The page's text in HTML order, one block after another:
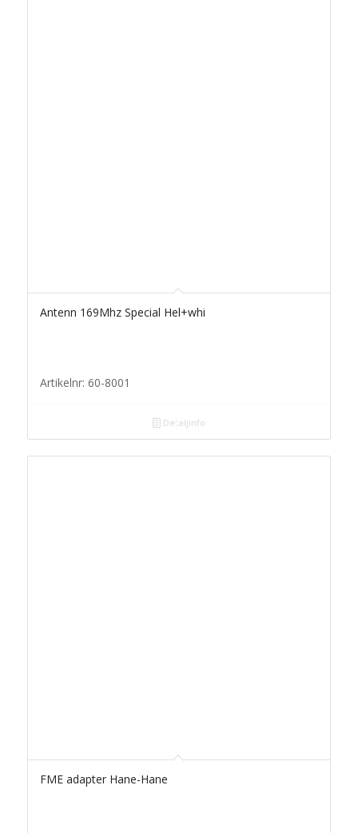
Antenn 169Mhz Special Hel+whi
Artikelnr: 60-8001
Detaljinfo
FME adapter Hane-Hane